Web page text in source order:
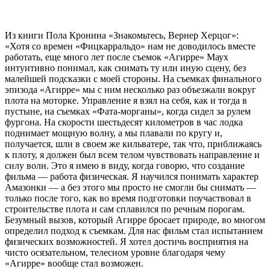
Из книги Пола Кронина «Знакомьтесь, Вернер Херцог»:
«Хотя со времен «Фицкарральдо» нам не доводилось вместе
работать, еще много лет после съемок «Агирре» Маух
интуитивно понимал, как снимать ту или иную сцену, без
малейшей подсказки с моей стороны. На съемках финального
эпизода «Агирре» мы с ним несколько раз объезжали вокруг
плота на моторке. Управление я взял на себя, как и тогда в
пустыне, на съемках «Фата-морганы», когда сидел за рулем
фургона. На скорости шестьдесят километров в час лодка
поднимает мощную волну, а мы плавали по кругу и,
получается, шли в своем же кильватере, так что, приближаясь
к плоту, я должен был всем телом чувствовать направление и
силу волн. Это я имею в виду, когда говорю, что создание
фильма — работа физическая. Я научился понимать характер
Амазонки — а без этого мы просто не смогли бы снимать —
только после того, как во время подготовки поучаствовал в
строительстве плота и сам сплавился по речным порогам.
Безумный вызов, который Агирре бросает природе, во многом
определил подход к съемкам. Для нас фильм стал испытанием
физических возможностей. Я хотел достичь восприятия на
чисто осязательном, телесном уровне благодаря чему
«Агирре» вообще стал возможен.